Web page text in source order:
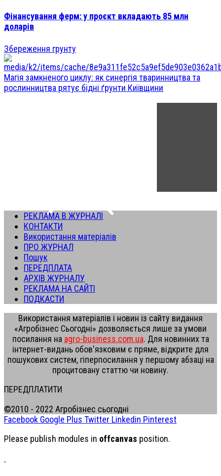
Фінансування ферм: у проєкт вкладають 85 млн
доларів
Збереження грунту
Магія замкненого циклу: як синергія тваринництва та
рослинництва рятує бідні ґрунти Київщини
РЕКЛАМА В ЖУРНАЛІ
КОНТАКТИ
Використання матеріалів
ПРО ЖУРНАЛ
Пошук
ПЕРЕДПЛАТА
АРХІВ ЖУРНАЛУ
РЕКЛАМА НА САЙТІ
ПОДКАСТИ
Використання матеріалів і новин із сайту видання
«Агробізнес Сьогодні» дозволяється лише за умови
посилання на agro-business.com.ua. Для новинних та
інтернет-видань обов'язковим є пряме, відкрите для
пошукових систем, гіперпосилання у першому абзаці на
процитовану статтю чи новину.
ПЕРЕДПЛАТИТИ
©2010 - 2022 Агробізнес сьогодні
Facebook Google Plus Twitter Linkedin Pinterest
Please publish modules in offcanvas position.